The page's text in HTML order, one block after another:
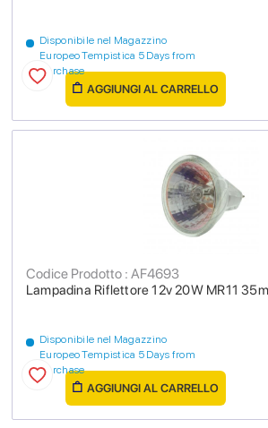
Disponibile nel Magazzino
Europeo Tempistica 5 Days from
purchase
AGGIUNGI AL CARRELLO
Lampadina Riflettore 12v 20W MR11
Codice Prodotto : AF4693
Disponibile nel Magazzino
Europeo Tempistica 5 Days from
purchase
AGGIUNGI AL CARRELLO